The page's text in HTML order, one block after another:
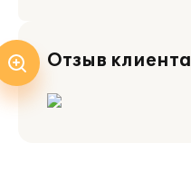
Отзыв клиента